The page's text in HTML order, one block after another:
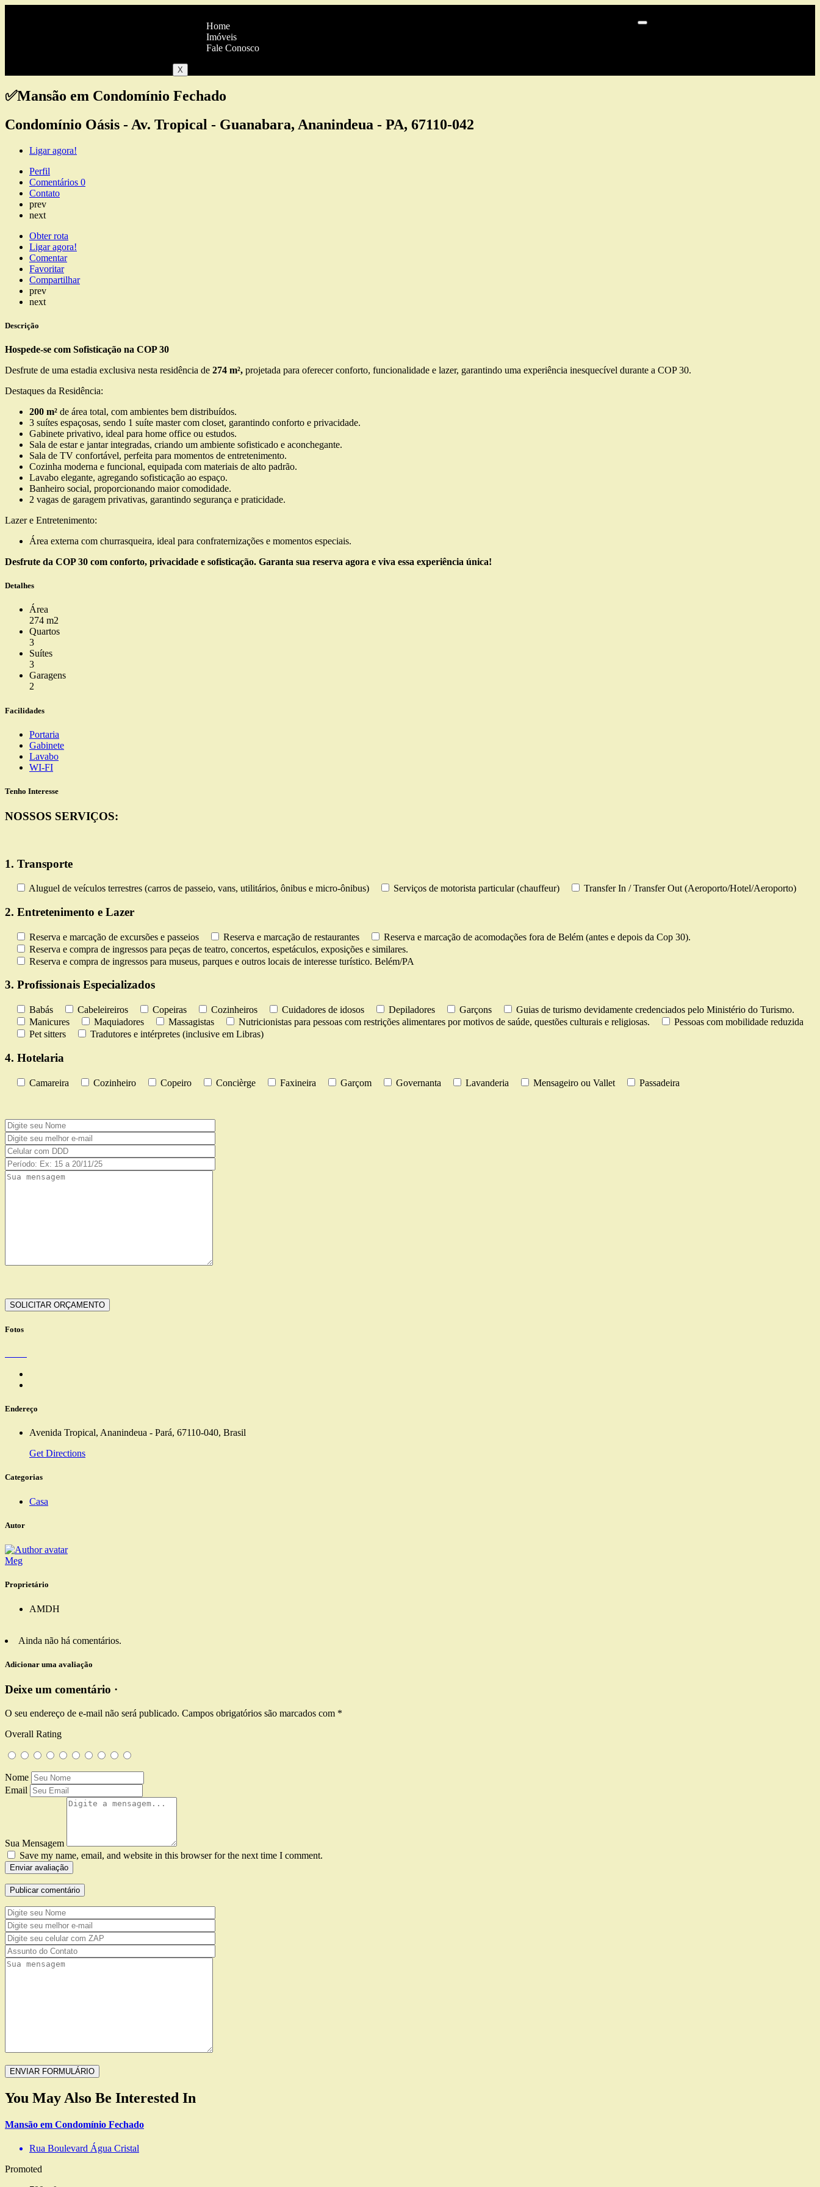
Home
Imóveis
Fale Conosco
X
✅Mansão em Condomínio Fechado
Condomínio Oásis - Av. Tropical - Guanabara, Ananindeua - PA, 67110-042
Ligar agora!
Perfil
Comentários 0
Contato
prev
next
Obter rota
Ligar agora!
Comentar
Favoritar
Compartilhar
prev
next
Descrição
Hospede-se com Sofisticação na COP 30
Desfrute de uma estadia exclusiva nesta residência de 274 m², projetada para oferecer conforto, funcionalidade e lazer, garantindo uma experiência inesquecível durante a COP 30.
Destaques da Residência:
200 m² de área total, com ambientes bem distribuídos.
3 suítes espaçosas, sendo 1 suíte master com closet, garantindo conforto e privacidade.
Gabinete privativo, ideal para home office ou estudos.
Sala de estar e jantar integradas, criando um ambiente sofisticado e aconchegante.
Sala de TV confortável, perfeita para momentos de entretenimento.
Cozinha moderna e funcional, equipada com materiais de alto padrão.
Lavabo elegante, agregando sofisticação ao espaço.
Banheiro social, proporcionando maior comodidade.
2 vagas de garagem privativas, garantindo segurança e praticidade.
Lazer e Entretenimento:
Área externa com churrasqueira, ideal para confraternizações e momentos especiais.
Desfrute da COP 30 com conforto, privacidade e sofisticação. Garanta sua reserva agora e viva essa experiência única!
Detalhes
Área
274 m2
Quartos
3
Suítes
3
Garagens
2
Facilidades
Portaria
Gabinete
Lavabo
WI-FI
Tenho Interesse
NOSSOS SERVIÇOS:
1. Transporte
Aluguel de veículos terrestres (carros de passeio, vans, utilitários, ônibus e micro-ônibus) Serviços de motorista particular (chauffeur) Transfer In / Transfer Out (Aeroporto/Hotel/Aeroporto)
2. Entretenimento e Lazer
Reserva e marcação de excursões e passeios Reserva e marcação de restaurantes
Reserva e marcação de acomodações fora de Belém (antes e depois da Cop 30).
Reserva e compra de ingressos para peças de teatro, concertos, espetáculos, exposições e similares.
Reserva e compra de ingressos para museus, parques e outros locais de interesse turístico. Belém/PA
3. Profissionais Especializados
Babás Cabeleireiros Copeiras Cozinheiros Cuidadores de idosos Depiladores Garçons
Guias de turismo devidamente credenciados pelo Ministério do Turismo.
Manicures
Maquiadores Massagistas Nutricionistas para pessoas com restrições alimentares por motivos de saúde, questões culturais e religiosas.
Pessoas com mobilidade reduzida
Pet sitters
Tradutores e intérpretes (inclusive em Libras)
4. Hotelaria
Camareira Cozinheiro Copeiro Concièrge Faxineira Garçom Governanta Lavanderia Mensageiro ou Vallet Passadeira
Fotos
Endereço
Avenida Tropical, Ananindeua - Pará, 67110-040, Brasil
Get Directions
Categorias
Casa
Autor
Meg
Proprietário
AMDH
Ainda não há comentários.
Adicionar uma avaliação
Deixe um comentário ·
O seu endereço de e-mail não será publicado. Campos obrigatórios são marcados com *
Overall Rating
Nome
Email
Sua Mensagem
Save my name, email, and website in this browser for the next time I comment.
Enviar avaliação
You May Also Be Interested In
Mansão em Condomínio Fechado
Rua Boulevard Água Cristal
Promoted